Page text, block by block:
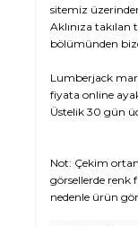
sitemiz
Aklınıza takılan
bölümünden
Lumberjack
fiyata online
Üstelik 30 gün
Not: Çekim
görsellerde renk
nedenle ürün